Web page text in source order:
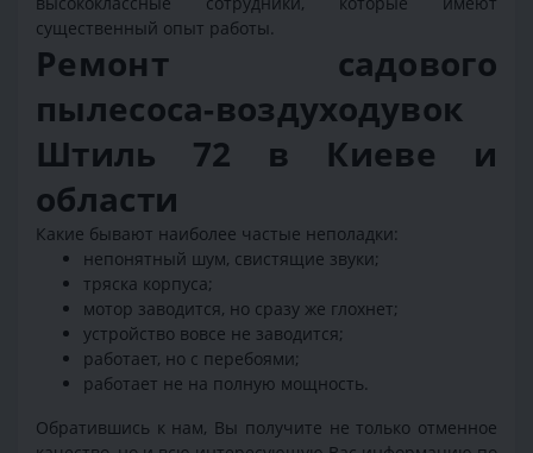
существенный опыт работы.
Ремонт садового
пылесоса-воздуходувок
Штиль 72 в Киеве и
области
Какие бывают наиболее частые неполадки:
непонятный шум, свистящие звуки;
тряска корпуса;
мотор заводится, но сразу же глохнет;
устройство вовсе не заводится;
работает, но с перебоями;
работает не на полную мощность.
Обратившись к нам, Вы получите не только отменное